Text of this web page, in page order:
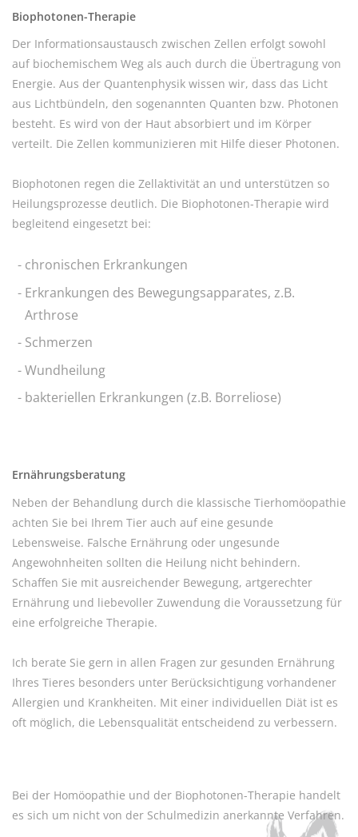
Biophotonen-Therapie
Der Informationsaustausch zwischen Zellen erfolgt sowohl
auf biochemischem Weg als auch durch die Übertragung von
Energie. Aus der Quantenphysik wissen wir, dass das Licht
aus Lichtbündeln, den sogenannten Quanten bzw. Photonen
besteht. Es wird von der Haut absorbiert und im Körper
verteilt. Die Zellen kommunizieren mit Hilfe dieser Photonen.
Biophotonen regen die Zellaktivität an und unterstützen so
Heilungsprozesse deutlich. Die Biophotonen-Therapie wird
begleitend eingesetzt bei:
chronischen Erkrankungen
Erkrankungen des Bewegungsapparates, z.B.
Arthrose
Schmerzen
Wundheilung
bakteriellen Erkrankungen (z.B. Borreliose)
Ernährungsberatung
Neben der Behandlung durch die klassische Tierhomöopathie
achten Sie bei Ihrem Tier auch auf eine gesunde
Lebensweise. Falsche Ernährung oder ungesunde
Angewohnheiten sollten die Heilung nicht behindern.
Schaffen Sie mit ausreichender Bewegung, artgerechter
Ernährung und liebevoller Zuwendung die Voraussetzung für
eine erfolgreiche Therapie.
Ich berate Sie gern in allen Fragen zur gesunden Ernährung
Ihres Tieres besonders unter Berücksichtigung vorhandener
Allergien und Krankheiten. Mit einer individuellen Diät ist es
oft möglich, die Lebensqualität entscheidend zu verbessern.
Bei der Homöopathie und der Biophotonen-Therapie handelt
es sich um nicht von der Schulmedizin anerkannte Verfahren.